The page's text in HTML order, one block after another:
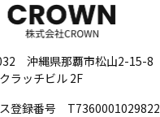
沖縄県那覇市松山2-15-8
ラッチビル 2F
登録番号 T7360001029822